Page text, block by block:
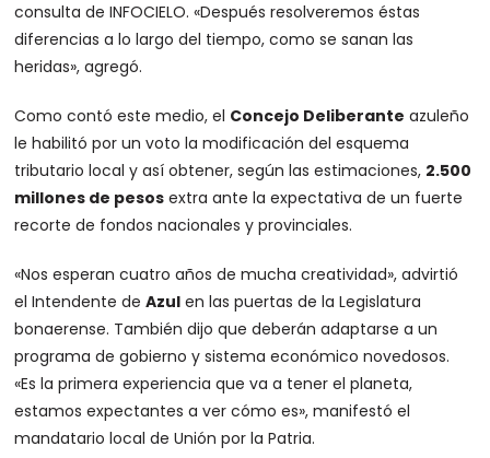
consulta de INFOCIELO. «Después resolveremos éstas
diferencias a lo largo del tiempo, como se sanan las
heridas», agregó.
Como contó este medio, el Concejo Deliberante azuleño
le habilitó por un voto la modificación del esquema
tributario local y así obtener, según las estimaciones, 2.500
millones de pesos extra ante la expectativa de un fuerte
recorte de fondos nacionales y provinciales.
«Nos esperan cuatro años de mucha creatividad», advirtió
el Intendente deAzul en las puertas de la Legislatura
bonaerense. También dijo que deberán adaptarse a un
programa de gobierno y sistema económico novedosos.
«Es la primera experiencia que va a tener el planeta,
estamos expectantes a ver cómo es», manifestó el
mandatario local de Unión por la Patria.